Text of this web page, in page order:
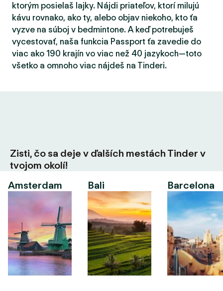
ktorým posielaš lajky. Nájdi priateľov, ktorí milujú
kávu rovnako, ako ty, alebo objav niekoho, kto ťa
vyzve na súboj v bedmintone. A keď potrebuješ
vycestovať, naša funkcia Passport ťa zavedie do
viac ako 190 krajín vo viac než 40 jazykoch—toto
všetko a omnoho viac nájdeš na Tinderi.
Zisti, čo sa deje v ďalších mestách Tinder v
tvojom okolí!
Amsterdam
Bali Barcelona